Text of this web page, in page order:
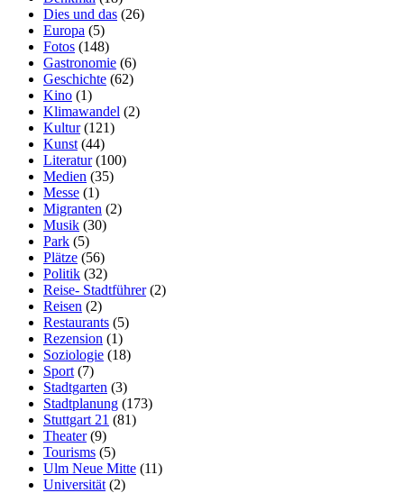
Dies und das (26)
Europa (5)
Fotos (148)
Gastronomie (6)
Geschichte (62)
Kino (1)
Klimawandel (2)
Kultur(121)
Kunst (44)
Literatur(100)
Medien (35)
Messe (1)
Migranten (2)
Musik (30)
Park (5)
Plätze (56)
Politik (32)
Reise- Stadtführer(2)
Reisen (2)
Restaurants (5)
Rezension (1)
Soziologie (18)
Sport (7)
Stadtgarten (3)
Stadtplanung (173)
Stuttgart 21 (81)
Theater(9)
Tourisms (5)
Ulm Neue Mitte (11)
Universität (2)